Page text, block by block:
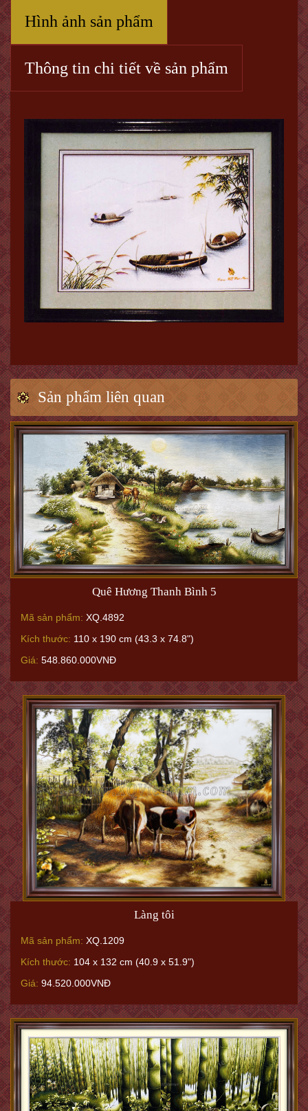
Hình ảnh sản phẩm
Thông tin chi tiết về sản phẩm
Sản phẩm liên quan
Quê Hương Thanh Bình 5
Mã sản phẩm: XQ.4892
Kích thước: 110 x 190 cm (43.3 x 74.8")
Giá: 548.860.000VNĐ
Làng tôi
Mã sản phẩm: XQ.1209
Kích thước: 104 x 132 cm (40.9 x 51.9")
Giá: 94.520.000VNĐ